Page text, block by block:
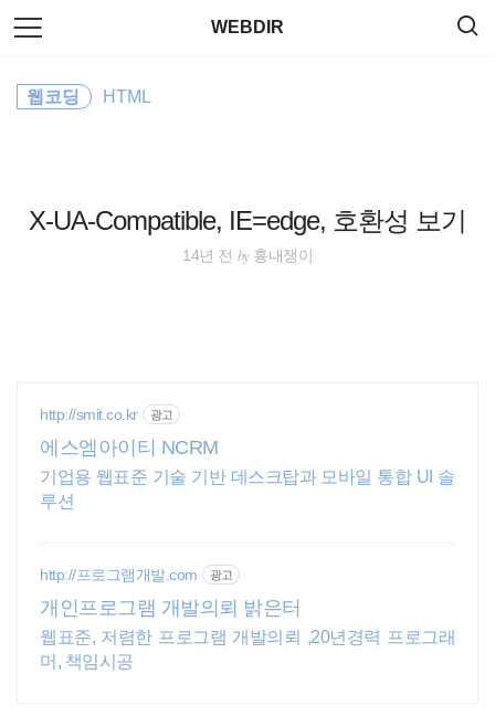
본
문
로
WEBDIR
X-UA-Compatible, IE=edge, 호환성 보기
웹코딩 HTML
14년 전 by흉내쟁이
http://smit.co.kr 광고
에스엠아이티 NCRM
기업용 웹표준 기술 기반 데스크탑과 모바일 통합 UI 솔
루션
http://프로그램개발.com 광고
개인프로그램 개발의뢰 밝은터
웹표준, 저렴한 프로그램 개발의뢰 ,20년경력 프로그래
머, 책임시공
색
JavaScript
element
Command